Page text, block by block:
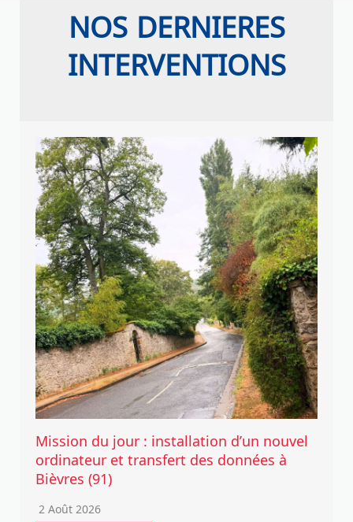
NOS DERNIERES
INTERVENTIONS
Mission du jour : installation d’un nouvel
ordinateur et transfert des données à
Bièvres (91)
2 Août 2026